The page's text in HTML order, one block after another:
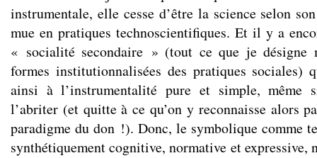
instrumentale, elle cesse d’être la science selon
mue en pratiques technoscientifiques. Et il y a
« socialité secondaire » (tout ce que je désigne
formes institutionnalisées des pratiques sociales)
ainsi à l’instrumentalité pure et simple, même
l’abriter (et quitte à ce qu’on y reconnaisse alors
paradigme du don !). Donc, le symbolique comme
synthétiquement cognitive, normative et expressive,